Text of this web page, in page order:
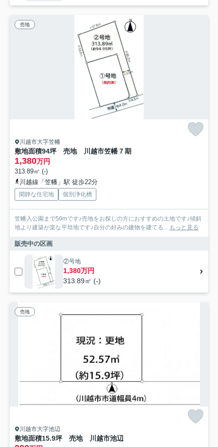
売地
川越市大字笠幡
敷地面積94坪 売地 川越市笠幡７期
1,380万円
313.89㎡ (-)
川越線「笠幡」駅 徒歩22分
閑静な住宅地 個別浄化槽
笠幡入公園まで50mです♪売地をお探しの方におすすめの土地です♪傾斜
地より建築が楽な平坦地です♪自分の好みの建物を建てる... もっと見る
販売中の区画
②号地
1,380万円
313.89㎡ (-)
売地
川越市大字池辺
敷地面積15.9坪 売地 川越市池辺